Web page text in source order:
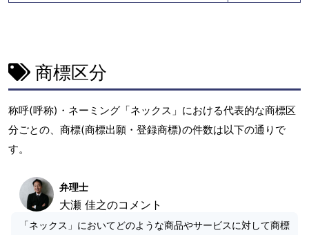
商標区分
称呼(呼称)・ネーミング「ネックス」における代表的な商標区
分ごとの、商標(商標出願・登録商標)の件数は以下の通りで
す。
弁理士
大瀬 佳之のコメント
「ネックス」においてどのような商品やサービスに対して商標